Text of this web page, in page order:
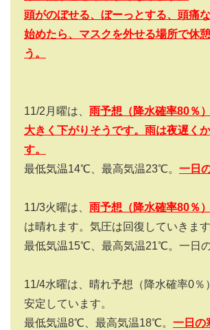
頭がのぼせる、ぼーっとする、頭痛
始めたら、マスクを外せる場所で休
う。
11/2 月曜は、 雨予想（降水確率80％）
大きく下がりそうです。雨は夜遅く
す。
最低気温14℃、最高気温23℃。 一日
11/3火曜は、 雨予想（降水確率80％）
は晴れます。気圧は回復していきます
最低気温15℃、最高気温21℃。一日
11/4水曜は、晴れ予想（降水確率0％
安定しています。
最低気温8℃、最高気温18℃。 一日の